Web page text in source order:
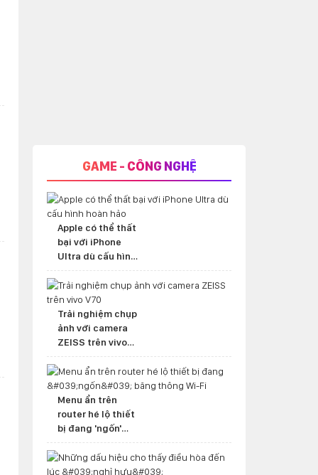
GAME - CÔNG NGHỆ
Apple có thể thất
bại với iPhone
Ultra dù cấu hình
hoàn hảo
Trải nghiệm chụp
ảnh với camera
ZEISS trên vivo
V70
Menu ẩn trên
router hé lộ thiết
bị đang 'ngốn'
băng thông Wi-Fi